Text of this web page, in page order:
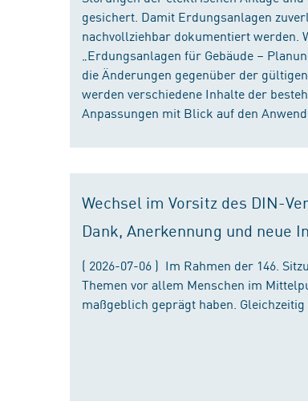
gesichert. Damit Erdungsanlagen
nachvollziehbar dokumentiert werden.
„Erdungsanlagen für Gebäude –
die Änderungen gegenüber der
werden verschiedene Inhalte der
Anpassungen mit Blick auf den
Wechsel im Vorsitz des DIN-
Dank, Anerkennung und neue
( 2026-07-06 ) Im Rahmen der 146.
Themen vor allem Menschen im
maßgeblich geprägt haben.